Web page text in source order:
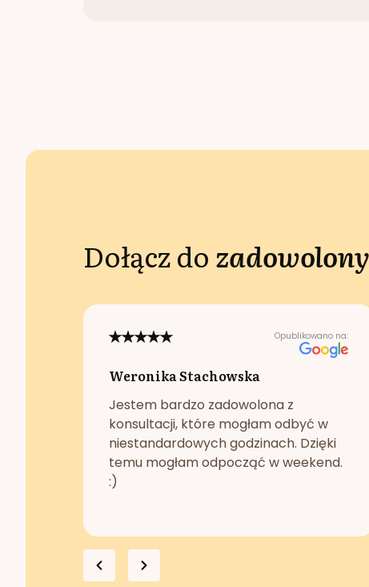
Dołącz do
Opublikowano na:
Weronika Stachowska
Jestem bardzo zadowolona z
konsultacji, które mogłam odbyć w
niestandardowych godzinach. Dzięki
temu mogłam odpocząć w weekend.
:)